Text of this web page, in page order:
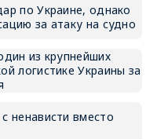
по Украине, однако
за атаку на судно
из крупнейших
логистике Украины за
ненависти вместо